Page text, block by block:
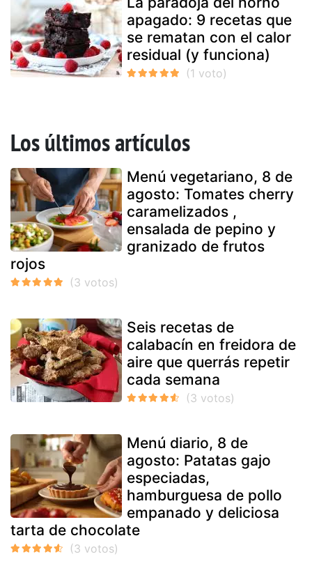
apagado: 9 recetas que
se rematan con el calor
residual (y funciona)
Los últimos artículos
Menú vegetariano, 8 de
agosto: Tomates cherry
caramelizados ,
ensalada de pepino y
granizado de frutos
rojos
Seis recetas de
calabacín en freidora de
aire que querrás repetir
cada semana
Menú diario, 8 de
agosto: Patatas gajo
especiadas,
hamburguesa de pollo
empanado y deliciosa
tarta de chocolate